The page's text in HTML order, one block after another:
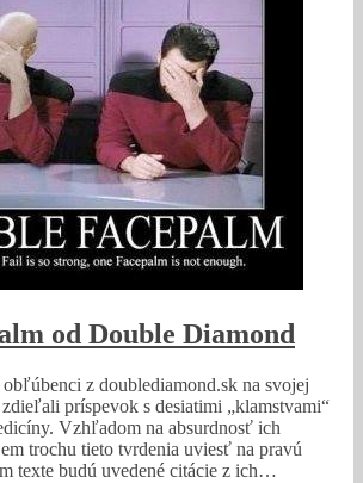
od Double Diamond
z doublediamond.sk na svojej
príspevok s desiatimi „klamstvami“
Vzhľadom na absurdnosť ich
trochu tieto tvrdenia uviesť na pravú
texte budú uvedené citácie z ich…